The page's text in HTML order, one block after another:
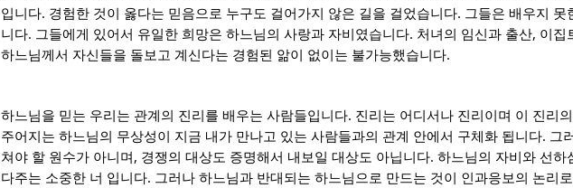
입니다. 경험한 것이 옳다는 믿음으로 누구도 걸어가지 않은 길을 걸었습니다. 그들은 배우지 못
니다. 그들에게 있어서 유일한 희망은 하느님의 사랑과 자비였습니다. 처녀의 임신과 출산, 이집
하느님께서 자신들을 돌보고 계신다는 경험된 앎이 없이는 불가능했습니다.
하느님을 믿는 우리는 관계의 진리를 배우는 사람들입니다. 진리는 어디서나 진리이며 이 진리
주어지는 하느님의 무상성이 지금 내가 만나고 있는 사람들과의 관계 안에서 구체화 됩니다. 그
쳐야 할 원수가 아니며 , 경쟁의 대상도 증명해서 내보일 대상도 아닙니다. 하느님의 자비와 선하
다주는 소중한 너 입니다. 그러나 하느님과 반대되는 하느님으로 만드는 것이 인과응보의 논리